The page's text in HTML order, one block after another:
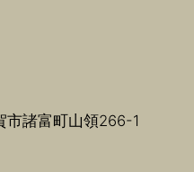
市諸富町山領266-1